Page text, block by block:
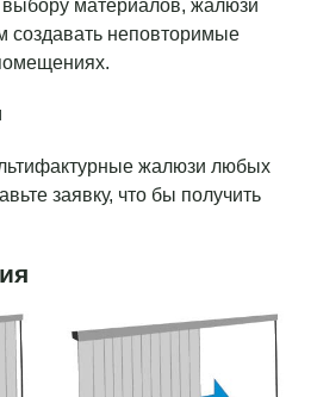
материалов, жалюзи
создавать неповторимые
жалюзи любых
заявку, что бы получить